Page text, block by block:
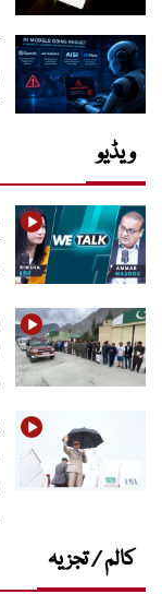
ویڈیو
کالم / تجزیہ